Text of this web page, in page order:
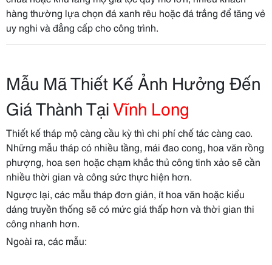
hàng thường lựa chọn đá xanh rêu hoặc đá trắng để tăng vẻ
uy nghi và đẳng cấp cho công trình.
Mẫu Mã Thiết Kế Ảnh Hưởng Đến
Giá Thành TạiVĩnh Long
Thiết kế tháp mộ càng cầu kỳ thì chi phí chế tác càng cao.
Những mẫu tháp có nhiều tầng, mái đao cong, hoa văn rồng
phượng, hoa sen hoặc chạm khắc thủ công tinh xảo sẽ cần
nhiều thời gian và công sức thực hiện hơn.
Ngược lại, các mẫu tháp đơn giản, ít hoa văn hoặc kiểu
dáng truyền thống sẽ có mức giá thấp hơn và thời gian thi
công nhanh hơn.
Ngoài ra, các mẫu: